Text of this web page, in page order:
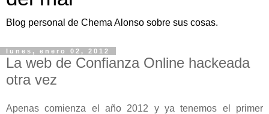
Blog personal de Chema Alonso sobre sus cosas.
lunes, enero 02, 2012
La web de Confianza Online hackeada
otra vez
Apenas comienza el año 2012 y ya tenemos el primer